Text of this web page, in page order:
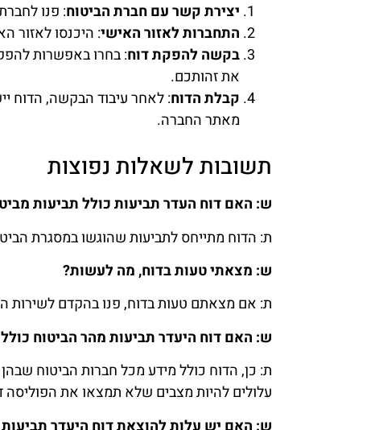
יצירת קשר עם חברת הביטוח: פנו
התחברות לאזור האישי: היכנסו לאזור
בקשה להפקת דוח: בחרו באפשרות
את זהותכם.
קבלת הדוח: לאחר עיבוד הבקשה, הדוח
מאתר החברה.
תשובות לשאלות נפוצות
ש: האם דוח העדר תביעות כולל תביעות
ת: הדוח מתייחס לתביעות שהוגשו במסגרת
ש: מצאתי טעות בדוח, מה לעשות?
ת: אם מצאתם טעות בדוח, פנו בהקדם לשירות
ש: האם דוח היעדר תביעות מהר הביטוח
ת: כן, הדוח כולל מידע מכל חברות הביטוח
עלולים להיות מצבים שלא תמצאו את הפוליסה